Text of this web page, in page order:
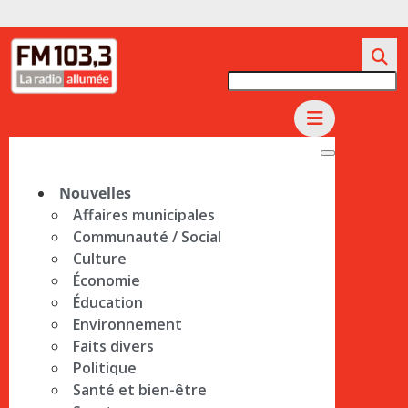
Nouvelles
Affaires municipales
Communauté / Social
Culture
Économie
Éducation
Environnement
Faits divers
Politique
Santé et bien-être